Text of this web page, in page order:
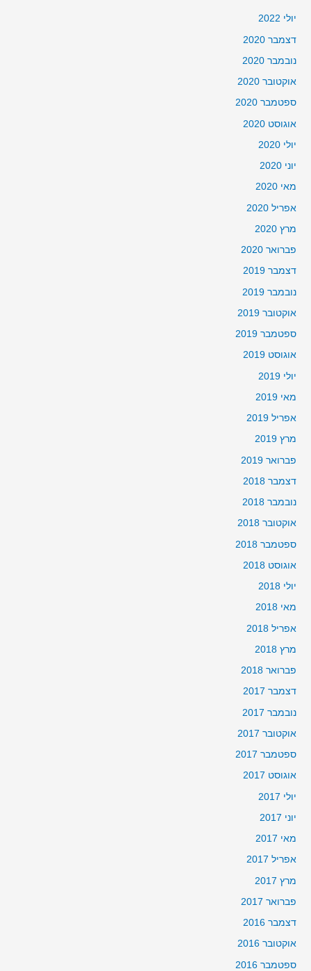
יולי 2022
דצמבר 2020
נובמבר 2020
אוקטובר 2020
ספטמבר 2020
אוגוסט 2020
יולי 2020
יוני 2020
מאי 2020
אפריל 2020
מרץ 2020
פברואר 2020
דצמבר 2019
נובמבר 2019
אוקטובר 2019
ספטמבר 2019
אוגוסט 2019
יולי 2019
מאי 2019
אפריל 2019
מרץ 2019
פברואר 2019
דצמבר 2018
נובמבר 2018
אוקטובר 2018
ספטמבר 2018
אוגוסט 2018
יולי 2018
מאי 2018
אפריל 2018
מרץ 2018
פברואר 2018
דצמבר 2017
נובמבר 2017
אוקטובר 2017
ספטמבר 2017
אוגוסט 2017
יולי 2017
יוני 2017
מאי 2017
אפריל 2017
מרץ 2017
פברואר 2017
דצמבר 2016
אוקטובר 2016
ספטמבר 2016